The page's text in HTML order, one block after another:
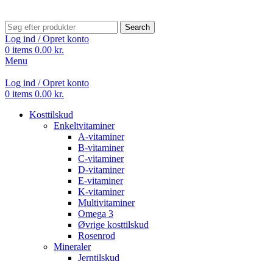
Search
Log ind / Opret konto
0 items 0.00 kr.
Menu
Log ind / Opret konto
0 items 0.00 kr.
Kosttilskud
Enkeltvitaminer
A-vitaminer
B-vitaminer
C-vitaminer
D-vitaminer
E-vitaminer
K-vitaminer
Multivitaminer
Omega 3
Øvrige kosttilskud
Rosenrod
Mineraler
Jerntilskud